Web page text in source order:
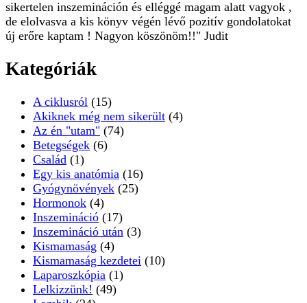
sikertelen inszemináción és elléggé magam alatt vagyok ,
de elolvasva a kis könyv végén lévő pozitív gondolatokat
új erőre kaptam ! Nagyon köszönöm!!" Judit
Kategóriák
A ciklusról (15)
Akiknek még nem sikerült (4)
Az én "utam" (74)
Betegségek (6)
Család (1)
Egy kis anatómia (16)
Gyógynövények (25)
Hormonok (4)
Inszemináció (17)
Inszemináció után (3)
Kismamaság (4)
Kismamaság kezdetei (10)
Laparoszkópia (1)
Lelkizzünk! (49)